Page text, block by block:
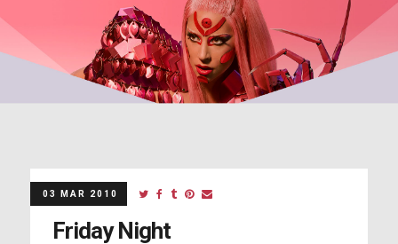
03 MAR 2010
Friday Night